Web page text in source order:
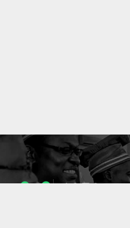
1053